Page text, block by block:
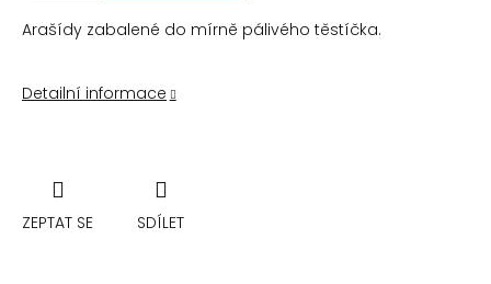
Arašídy zabalené do mírně pálivého těstíčka.
Detailní informace
ZEPTAT SE SDÍLET